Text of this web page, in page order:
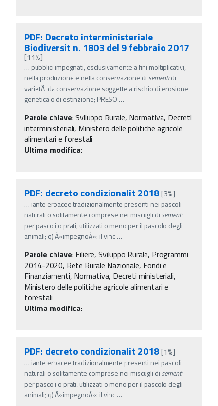
PDF: Decreto interministeriale
Biodiversit n. 1803 del 9 febbraio 2017
[11%]
… pubblici impegnati, esclusivamente a fini moltiplicativi,
nella produzione e nella conservazione di sementidi
varietÃ da conservazione soggette a rischio di erosione
genetica o di estinzione; PRESO …
Parole chiave: Sviluppo Rurale, Normativa, Decreti
interministeriali, Ministero delle politiche agricole
alimentari e forestali
Ultima modifica:
PDF: decreto condizionalit 2018[3%]
… iante erbacee tradizionalmente presenti nei pascoli
naturali o solitamente comprese nei miscugli di sementi
per pascoli o prati, utilizzati o meno per il pascolo degli
animali; q) Â«impegnoÂ»: il vinc…
Parole chiave: Filiere, Sviluppo Rurale, Programmi
2014-2020, Rete Rurale Nazionale, Fondi e
Finanziamenti, Normativa, Decreti ministeriali,
Ministero delle politiche agricole alimentari e
forestali
Ultima modifica:
PDF: decreto condizionalit 2018[1%]
… iante erbacee tradizionalmente presenti nei pascoli
naturali o solitamente comprese nei miscugli di sementi
per pascoli o prati, utilizzati o meno per il pascolo degli
animali; q) Â«impegnoÂ»: il vinc…